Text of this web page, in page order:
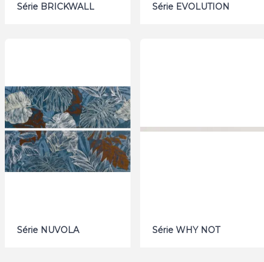
Série BRICKWALL Série EVOLUTION
Série NUVOLA Série WHY NOT